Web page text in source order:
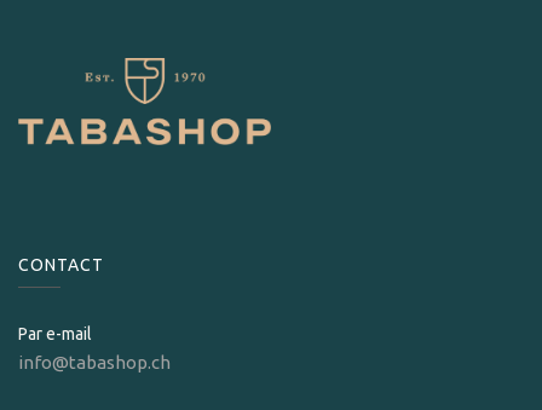
CONTACT
Par e-mail
info@tabashop.ch